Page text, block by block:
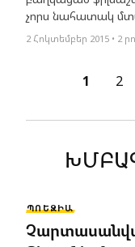
չորս նահատակ
2 Հոկտեմբեր 2015 • 2
1 2
ՊՈԵԶԻԱ